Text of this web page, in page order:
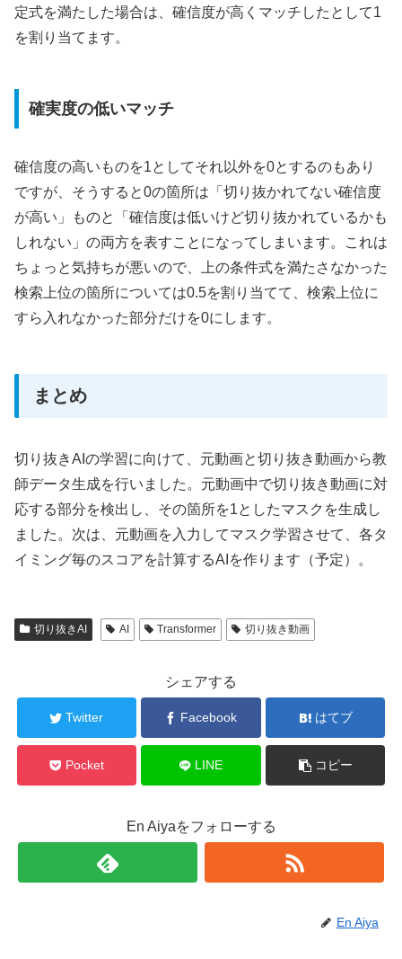
定式を満たした場合は、確信度が高くマッチしたとして1
を割り当てます。
確実度の低いマッチ
確信度の高いものを1としてそれ以外を0とするのもあり
ですが、そうすると0の箇所は「切り抜かれてない確信度
が高い」ものと「確信度は低いけど切り抜かれているかも
しれない」の両方を表すことになってしまいます。これは
ちょっと気持ちが悪いので、上の条件式を満たさなかった
検索上位の箇所については0.5を割り当てて、検索上位に
すら入れなかった部分だけを0にします。
まとめ
切り抜きAIの学習に向けて、元動画と切り抜き動画から教
師データ生成を行いました。元動画中で切り抜き動画に対
応する部分を検出し、その箇所を1としたマスクを生成し
ました。次は、元動画を入力してマスク学習させて、各タ
イミング毎のスコアを計算するAIを作ります（予定）。
切り抜きAI AI Transformer 切り抜き動画
シェアする
Twitter Facebook はてブ
Pocket LINE コピー
En Aiyaをフォローする
En Aiya